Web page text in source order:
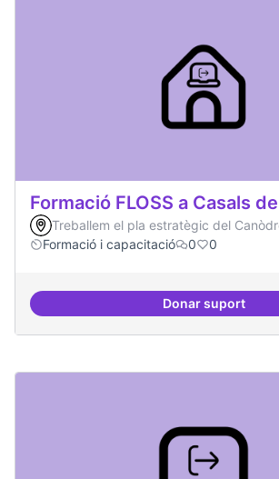
Formació FLOSS a Casals
Treballem el pla estratègic del
Formació i capacitació
0 0
Donar suport
Formació